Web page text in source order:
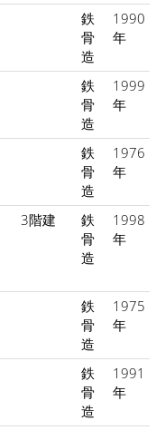
鉄
骨
造
1990
年
鉄
骨
造
1999
年
鉄
骨
造
1976
年
3階建
鉄
骨
造
1998
年
鉄
骨
造
1975
年
鉄
骨
造
1991
年